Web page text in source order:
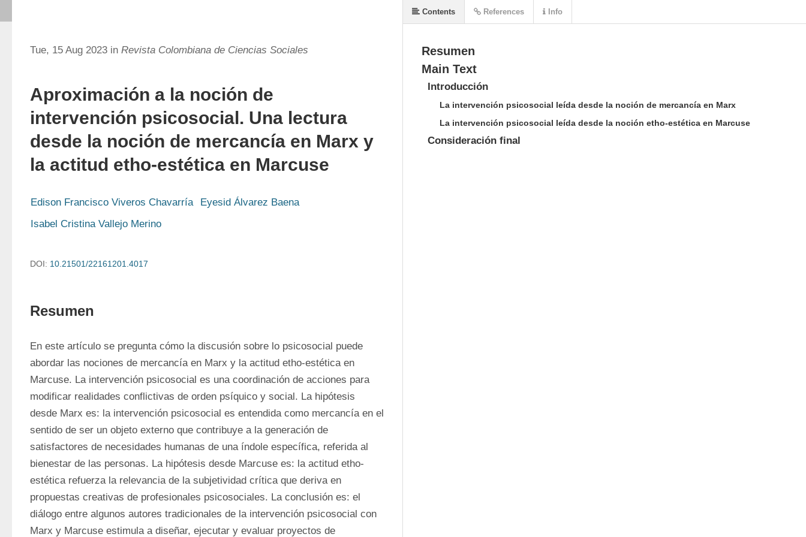
Tue, 15 Aug 2023 in Revista Colombiana de Ciencias Sociales
Aproximación a la noción de
intervención psicosocial. Una lectura
desde la noción de mercancía en Marx y
la actitud etho-estética en Marcuse
Edison Francisco Viveros Chavarría
Eyesid Álvarez Baena
Isabel Cristina Vallejo Merino
DOI: 10.21501/22161201.4017
Resumen
En este artículo se pregunta cómo la discusión sobre lo psicosocial puede
abordar las nociones de mercancía en Marx y la actitud etho-estética en
Marcuse. La intervención psicosocial es una coordinación de acciones para
modificar realidades conflictivas de orden psíquico y social. La hipótesis
desde Marx es: la intervención psicosocial es entendida como mercancía en el
sentido de ser un objeto externo que contribuye a la generación de
satisfactores de necesidades humanas de una índole específica, referida al
bienestar de las personas. La hipótesis desde Marcuse es: la actitud etho-
estética refuerza la relevancia de la subjetividad crítica que deriva en
propuestas creativas de profesionales psicosociales. La conclusión es: el
diálogo entre algunos autores tradicionales de la intervención psicosocial con
Marx y Marcuse estimula a diseñar, ejecutar y evaluar proyectos de
Resumen
Main Text
Introducción
La intervención psicosocial leída desde la noción de mercancía en Marx
La intervención psicosocial leída desde la noción etho-estética en Marcuse
Consideración final
Contents References Info